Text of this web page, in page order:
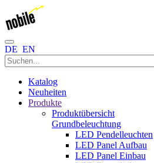
DE EN
Katalog
Neuheiten
Produkte
Produktübersicht
Grundbeleuchtung
LED Pendelleuchten
LED Panel Aufbau
LED Panel Einbau